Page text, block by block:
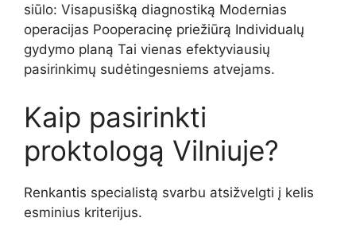
siūlo: Visapusišką diagnostiką Modernias
operacijas Pooperacinę priežiūrą Individualų
gydymo planą Tai vienas efektyviausių
pasirinkimų sudėtingesniems atvejams.
Kaip pasirinkti
proktologą Vilniuje?
Renkantis specialistą svarbu atsižvelgti į kelis
esminius kriterijus.